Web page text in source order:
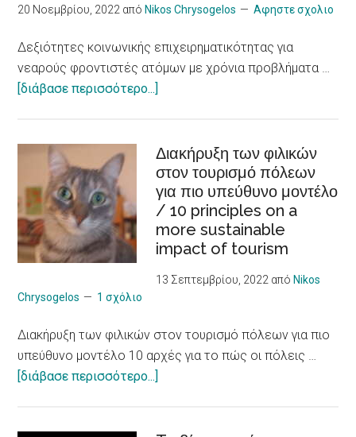
inclusiveness,
integration,
social
20 Νοεμβρίου, 2022 από Nikos Chrysogelos Αφηστε σχολιο
Δεξιότητες κοινωνικής επιχειρηματικότητας για
νεαρούς φροντιστές ατόμων με χρόνια προβλήματα …
[διάβασε περισσότερο...]
επιχειρηματικότητας
για
νεαρούς
φροντιστές
ατόμων
με
χρόνια
/
Social
Διακήρυξη των φιλικών
στον τουρισμό πόλεων
για πιο υπεύθυνο μοντέλο
/ 10 principles on a
more sustainable
impact of tourism
13 Σεπτεμβρίου, 2022 από Nikos
Chrysogelos
1 σχόλιο
Διακήρυξη των φιλικών στον τουρισμό πόλεων για πιο
υπεύθυνο μοντέλο 10 αρχές για το πώς οι πόλεις …
[διάβασε περισσότερο...]